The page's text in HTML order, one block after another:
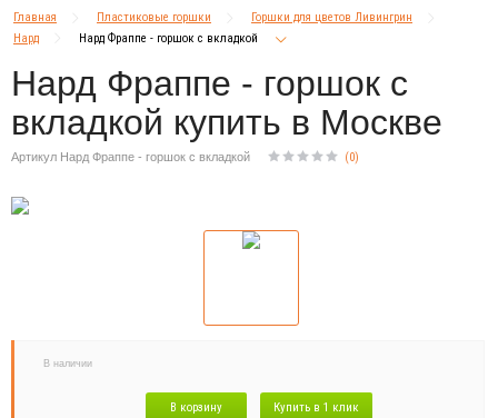
Главная Пластиковые горшки
Горшки для цветов Ливингрин
Нард
Нард Фраппе - горшок с вкладкой
Нард Фраппе - горшок с
вкладкой купить в Москве
Артикул Нард Фраппе - горшок с вкладкой (0)
В наличии
В корзину Купить в 1 клик